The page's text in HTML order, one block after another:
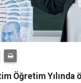
Öğretim Yılında